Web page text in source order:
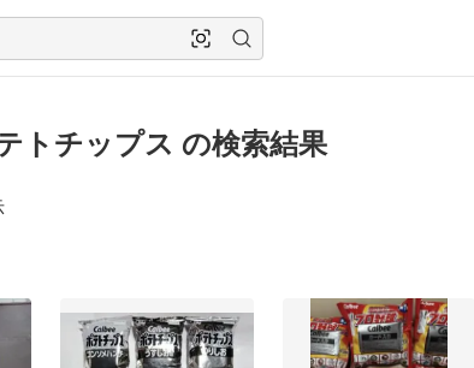
トチップス の検索結果